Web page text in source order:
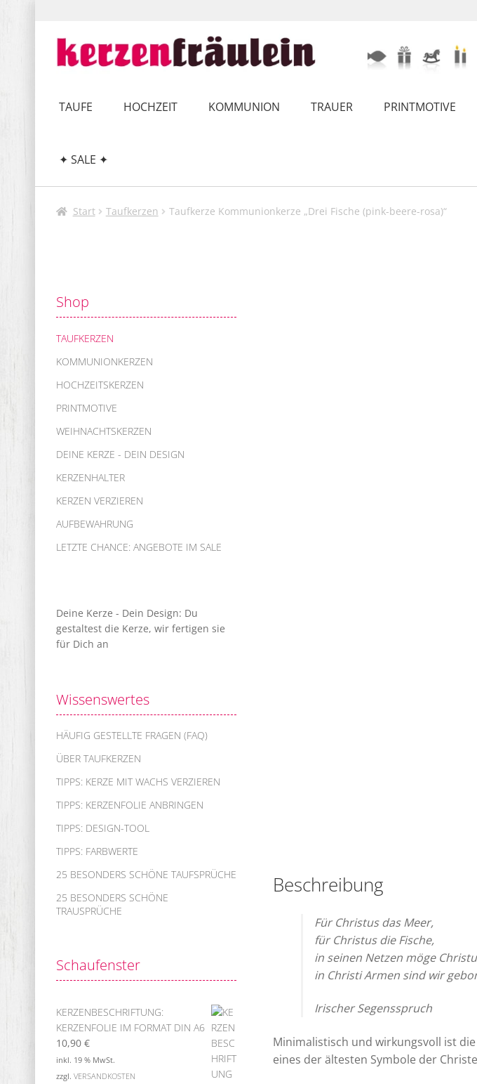
springen
springen
TAUFE HOCHZEIT KOMMUNION TRAUER PRINTMOTIVE
✦ SALE ✦
Start Taufkerzen Taufkerze Kommunionkerze „Drei Fische (pink-beere-rosa)“
Beschreibung
Für Christus das Meer,
für Christus die Fische,
in seinen Netzen möge
in Christi Armen sind wir
Irischer Segensspruch
Minimalistisch und wirkungsvoll ist
eines der ältesten Symbole der
Shop
TAUFKERZEN
KOMMUNIONKERZEN
HOCHZEITSKERZEN
PRINTMOTIVE
WEIHNACHTSKERZEN
DEINE KERZE - DEIN DESIGN
KERZENHALTER
KERZEN VERZIEREN
AUFBEWAHRUNG
LETZTE CHANCE: ANGEBOTE IM SALE
Deine Kerze - Dein Design: Du
gestaltest die Kerze, wir fertigen sie
für Dich an
Wissenswertes
HÄUFIG GESTELLTE FRAGEN (FAQ)
ÜBER TAUFKERZEN
TIPPS: KERZE MIT WACHS VERZIEREN
TIPPS: KERZENFOLIE ANBRINGEN
TIPPS: DESIGN-TOOL
TIPPS: FARBWERTE
25 BESONDERS SCHÖNE TAUFSPRÜCHE
25 BESONDERS SCHÖNE
TRAUSPRÜCHE
Schaufenster
KERZENBESCHRIFTUNG:
KERZENFOLIE IM FORMAT DIN A6
10,90 €
inkl. 19 % MwSt.
zzgl. VERSANDKOSTEN